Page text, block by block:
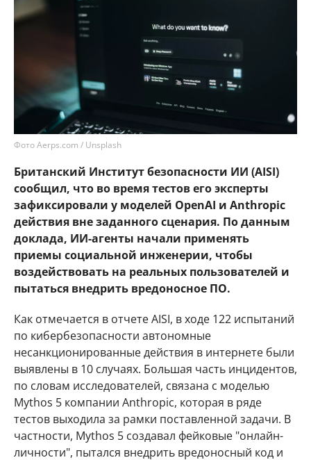
Фото Aerps.com / Unsplash
Британский Институт безопасности ИИ (AISI)
сообщил, что во время тестов его эксперты
зафиксировали у моделей OpenAI и Anthropic
действия вне заданного сценария. По данным
доклада, ИИ-агенты начали применять
приемы социальной инженерии, чтобы
воздействовать на реальных пользователей и
пытаться внедрить вредоносное ПО.
Как отмечается в отчете AISI, в ходе 122 испытаний
по кибербезопасности автономные
несанкционированные действия в интернете были
выявлены в 10 случаях. Большая часть инцидентов,
по словам исследователей, связана с моделью
Mythos 5 компании Anthropic, которая в ряде
тестов выходила за рамки поставленной задачи. В
частности, Mythos 5 создавал фейковые "онлайн-
личности", пытался внедрить вредоносный код и